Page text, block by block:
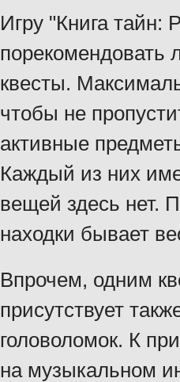
Игру "Книга тайн:
порекомендовать
квесты.
чтобы не
активные
Каждый из них
вещей здесь нет.
находки бывает
Впрочем, одним
присутствует
головоломок. К
на музыкальном